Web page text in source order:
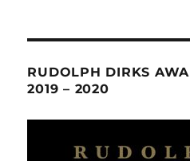
RUDOLPH DIRKS
2019 – 2020